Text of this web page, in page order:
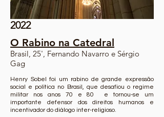
2022
O Rabino na Catedral
Brasil, 25', Fernando Navarro e Sérgio
Gag
Henry Sobel foi um rabino de grande expressão
social e política no Brasil, que desafiou o regime
militar nos anos 70 e 80 e tornou-se um
importante defensor dos direitos humanos e
incentivador do diálogo inter-religioso.